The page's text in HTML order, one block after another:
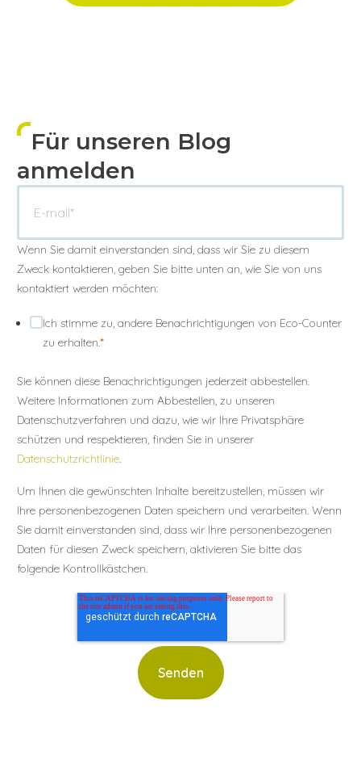
Für unseren Blog
anmelden
Wenn Sie damit einverstanden sind, dass wir Sie zu diesem
Zweck kontaktieren, geben Sie bitte unten an, wie Sie von uns
kontaktiert werden möchten:
Ich stimme zu, andere Benachrichtigungen von Eco-Counter
zu erhalten.*
Sie können diese Benachrichtigungen jederzeit abbestellen.
Weitere Informationen zum Abbestellen, zu unseren
Datenschutzverfahren und dazu, wie wir Ihre Privatsphäre
schützen und respektieren, finden Sie in unserer
Datenschutzrichtlinie.
Um Ihnen die gewünschten Inhalte bereitzustellen, müssen wir
Ihre personenbezogenen Daten speichern und verarbeiten. Wenn
Sie damit einverstanden sind, dass wir Ihre personenbezogenen
Daten für diesen Zweck speichern, aktivieren Sie bitte das
folgende Kontrollkästchen.